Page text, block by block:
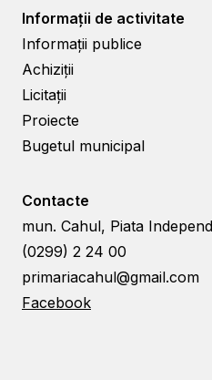
Informații de activitate
Informații publice
Achiziții
Licitații
Proiecte
Bugetul municipal
Contacte
mun. Cahul, Piata
(0299) 2 24 00
primariacahul@gmail.com
Facebook